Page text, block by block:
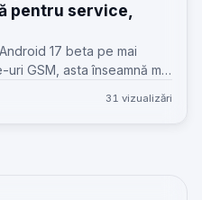
pentru service,
17 beta pe mai
GSM, asta înseamnă mai
31 vizualizări